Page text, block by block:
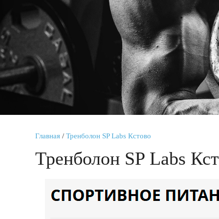
Главная / Тренболон SP Labs Кстово
Тренболон SP Labs